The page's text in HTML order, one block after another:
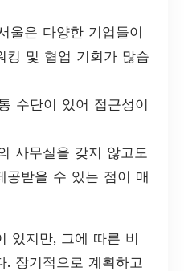
울은 다양한 기업들이
킹 및 협업 기회가 많습
수단이 있어 접근성이
사무실을 갖지 않고도
공받을 수 있는 점이 매
있지만, 그에 따른 비
. 장기적으로 계획하고